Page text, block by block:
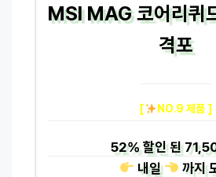
MSI MAG 코어리퀴
격포
[ NO.9 제품 ]
52%할인 된
내일
까지